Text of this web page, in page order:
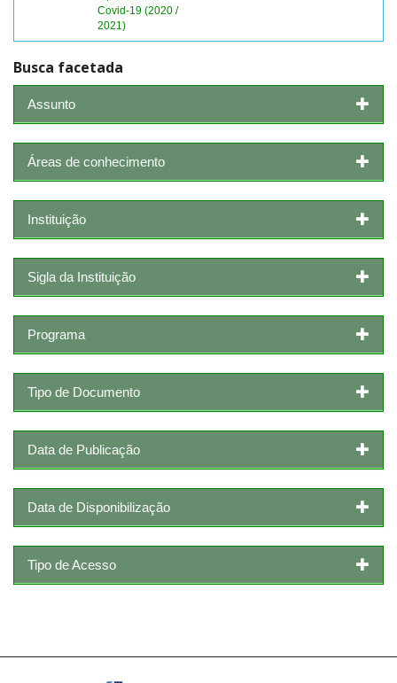
Covid-19 (2020 /
2021)
Busca facetada
Assunto
Áreas de conhecimento
Instituição
Sigla da Instituição
Programa
Tipo de Documento
Data de Publicação
Data de Disponibilização
Tipo de Acesso